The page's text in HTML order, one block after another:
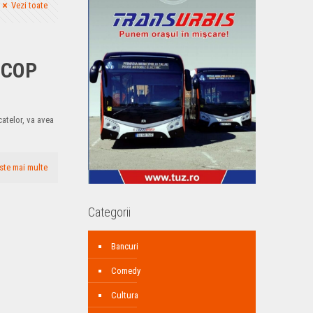
Vezi toate
va avea
mai multe
Categorii
Bancuri
Comedy
Cultura